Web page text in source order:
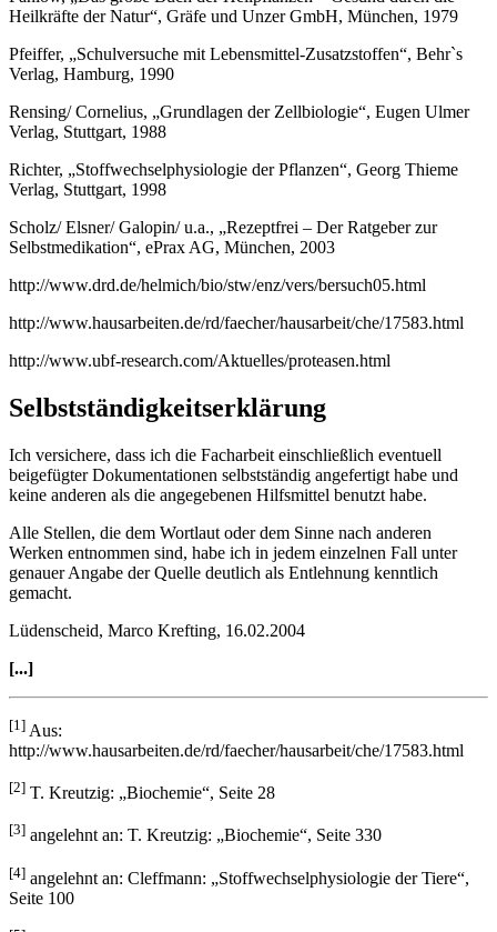
Heilkräfte der Natur“, Gräfe und Unzer GmbH, München, 1979
Pfeiffer, „Schulversuche mit Lebensmittel-Zusatzstoffen“, Behr`s
Verlag, Hamburg, 1990
Rensing/ Cornelius, „Grundlagen der Zellbiologie“, Eugen Ulmer
Verlag, Stuttgart, 1988
Richter, „Stoffwechselphysiologie der Pflanzen“, Georg Thieme
Verlag, Stuttgart, 1998
Scholz/ Elsner/ Galopin/ u.a., „Rezeptfrei – Der Ratgeber zur
Selbstmedikation“, ePrax AG, München, 2003
http://www.drd.de/helmich/bio/stw/enz/vers/bersuch05.html
http://www.hausarbeiten.de/rd/faecher/hausarbeit/che/17583.html
http://www.ubf-research.com/Aktuelles/proteasen.html
Selbstständigkeitserklärung
Ich versichere, dass ich die Facharbeit einschließlich eventuell
beigefügter Dokumentationen selbstständig angefertigt habe und
keine anderen als die angegebenen Hilfsmittel benutzt habe.
Alle Stellen, die dem Wortlaut oder dem Sinne nach anderen
Werken entnommen sind, habe ich in jedem einzelnen Fall unter
genauer Angabe der Quelle deutlich als Entlehnung kenntlich
gemacht.
Lüdenscheid, Marco Krefting, 16.02.2004
[...]
[1] Aus:
http://www.hausarbeiten.de/rd/faecher/hausarbeit/che/17583.html
[2] T. Kreutzig: „Biochemie“, Seite 28
[3] angelehnt an: T. Kreutzig: „Biochemie“, Seite 330
[4] angelehnt an: Cleffmann: „Stoffwechselphysiologie der Tiere“,
Seite 100